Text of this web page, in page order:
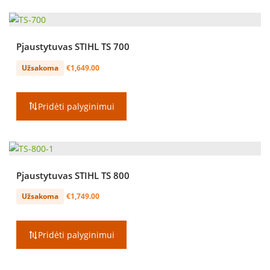
Pjaustytuvas STIHL TS 700
Užsakoma €1,649.00
Pridėti palyginimui
Pjaustytuvas STIHL TS 800
Užsakoma €1,749.00
Pridėti palyginimui